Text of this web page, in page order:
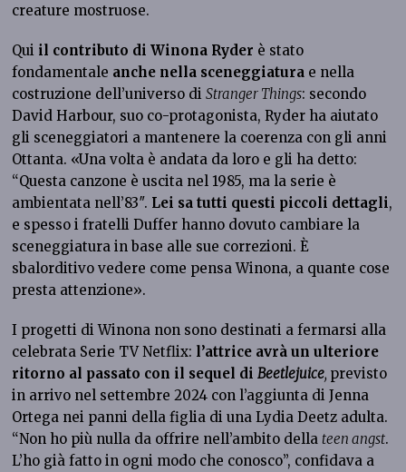
creature mostruose.
Qui il contributo di Winona Ryder è stato
fondamentale anche nella sceneggiatura e nella
costruzione dell’universo diStranger Things: secondo
David Harbour, suo co-protagonista, Ryder ha aiutato
gli sceneggiatori a mantenere la coerenza con gli anni
Ottanta. «Una volta è andata da loro e gli ha detto:
“Questa canzone è uscita nel 1985, ma la serie è
ambientata nell’83″. Lei sa tutti questi piccoli dettagli,
e spesso i fratelli Duffer hanno dovuto cambiare la
sceneggiatura in base alle sue correzioni. È
sbalorditivo vedere come pensa Winona, a quante cose
presta attenzione».
I progetti di Winona non sono destinati a fermarsi alla
celebrata Serie TV Netflix: l’attrice avrà un ulteriore
ritorno al passato con il sequel diBeetlejuice, previsto
in arrivo nel settembre 2024 con l’aggiunta di Jenna
Ortega nei panni della figlia di una Lydia Deetz adulta.
“Non ho più nulla da offrire nell’ambito della teen angst.
L’ho già fatto in ogni modo che conosco”, confidava a